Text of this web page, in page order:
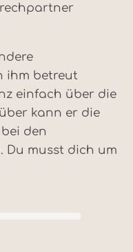
ihm betreut
einfach über die
kann er die
den
Du musst dich um